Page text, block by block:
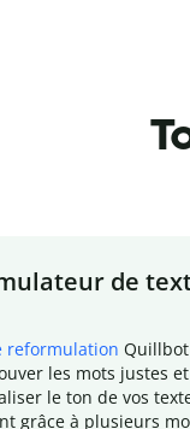
de
reformulation
les mots justes
le ton de vos
grâce à plusieurs